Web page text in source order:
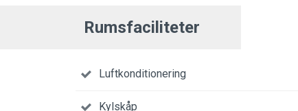
Rumsfaciliteter
Luftkonditionering
Kylskåp